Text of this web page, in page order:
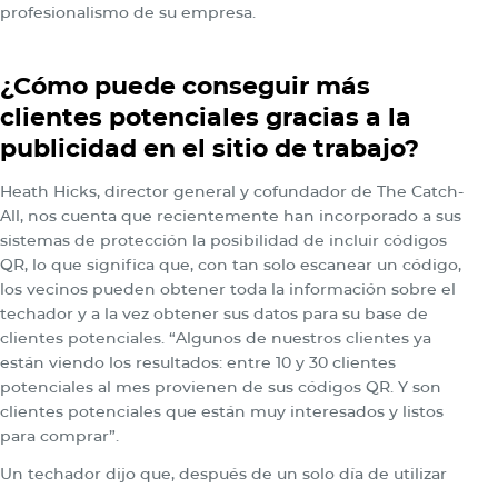
profesionalismo de su empresa.
¿Cómo puede conseguir más
clientes potenciales gracias a la
publicidad en el sitio de trabajo?
Heath Hicks, director general y cofundador de The Catch-
All, nos cuenta que recientemente han incorporado a sus
sistemas de protección la posibilidad de incluir códigos
QR, lo que significa que, con tan solo escanear un código,
los vecinos pueden obtener toda la información sobre el
techador y a la vez obtener sus datos para su base de
clientes potenciales. “Algunos de nuestros clientes ya
están viendo los resultados: entre 10 y 30 clientes
potenciales al mes provienen de sus códigos QR. Y son
clientes potenciales que están muy interesados y listos
para comprar”.
Un techador dijo que, después de un solo día de utilizar